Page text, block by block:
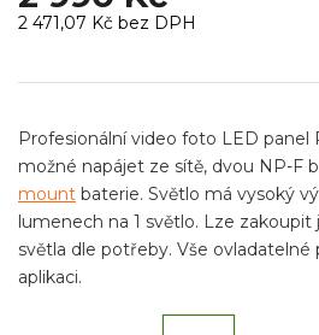
2 471,07 Kč bez DPH
cena:
Profesionální video foto LED panel
možné napájet ze sítě, dvou NP-F
mount baterie. Světlo má vysoký
lumenech na 1 světlo. Lze zakoupit
světla dle potřeby. Vše
aplikaci.